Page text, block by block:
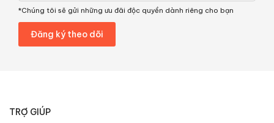
*Chúng tôi sẽ gửi những ưu đãi độc quyền dành riêng cho bạn
TRỢ GIÚP